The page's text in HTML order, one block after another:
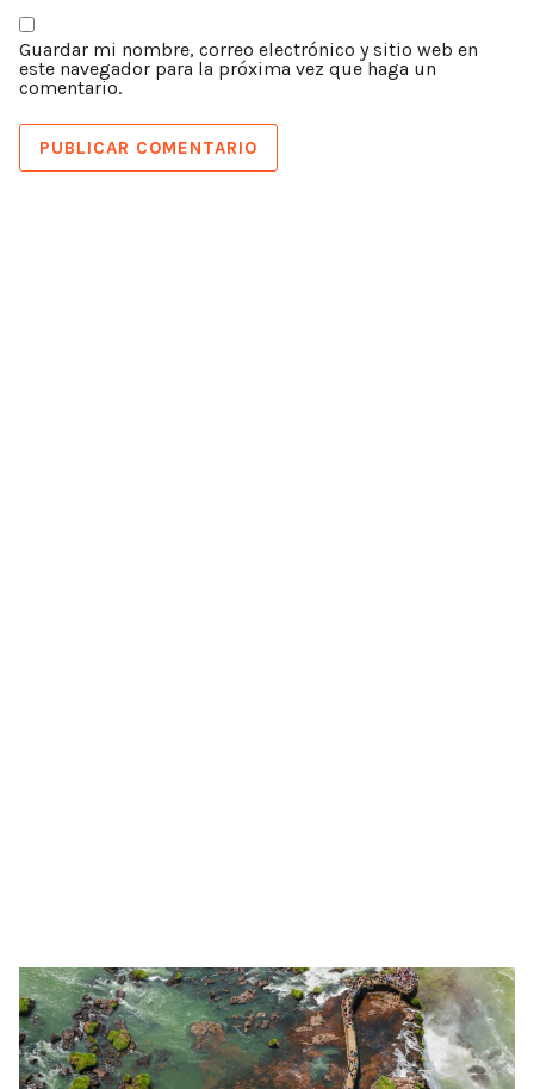
Guardar mi nombre, correo electrónico y sitio web en
este navegador para la próxima vez que haga un
comentario.